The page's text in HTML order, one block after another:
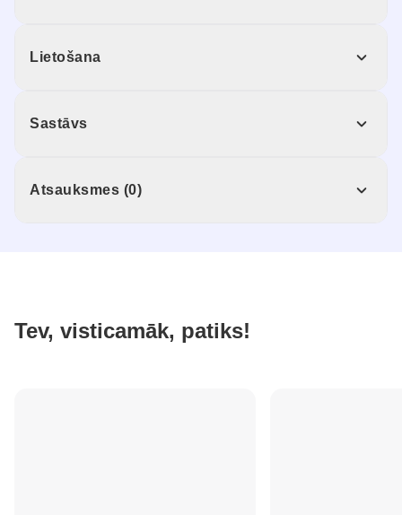
Lietošana
Sastāvs
Atsauksmes (0)
Tev, visticamāk, patiks!